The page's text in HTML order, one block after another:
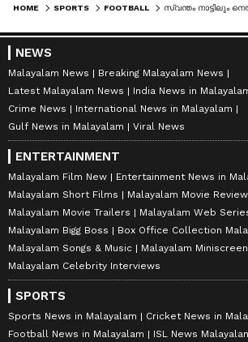
HOME SPORTS FOOTBALL
NEWS
Malayalam News
Breaking Malayalam News
Latest Malayalam News
India News in
Crime News
International News in Malayalam
Gulf News in Malayalam
Viral News
ENTERTAINMENT
Malayalam Film New
Entertainment News in
Malayalam Short Films
Malayalam Movie Review
Malayalam Movie Trailers
Malayalam Web
Malayalam Bigg Boss
Box Office Collection
Malayalam Songs & Music
Malayalam
Malayalam Celebrity Interviews
SPORTS
Sports News in Malayalam
Cricket News in
Football News in Malayalam
ISL News